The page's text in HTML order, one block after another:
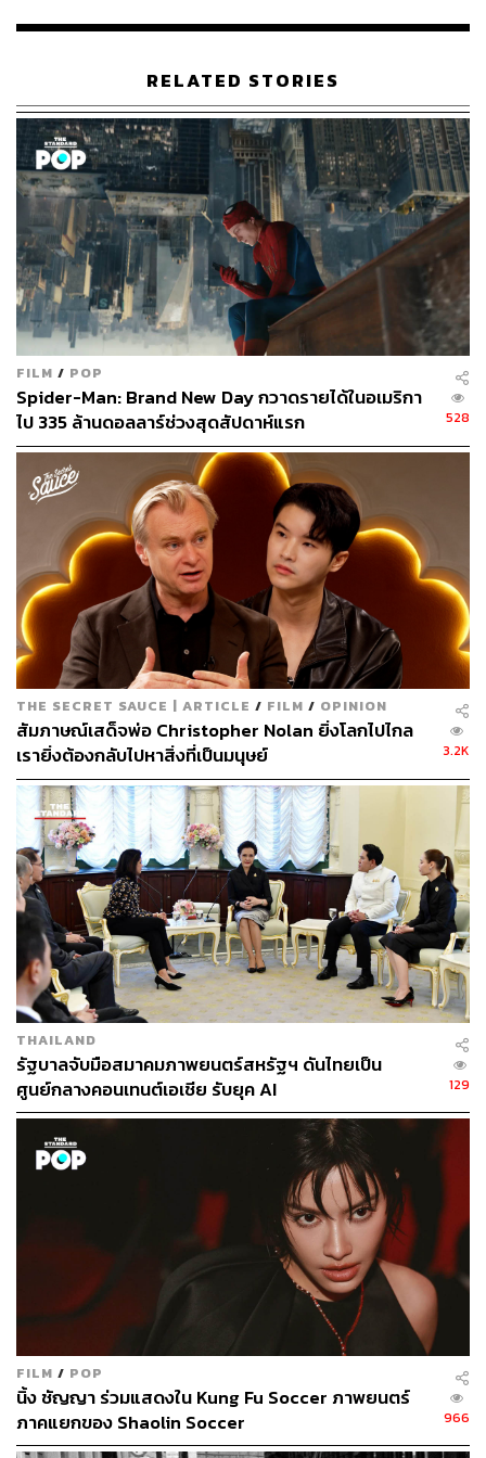
https://thestandard.co/buppesannivas-love-destiny-2/
2/
TAGS: บ๊อบบี้-นิมิตร ลักษมีพงศ์
นน-ชานน สันตินธรกุล
ภาพยนตร์
เบลล่า-ราณี แคมเปน
โป๊ป-ธนวรรธน์ วรรธนะภูติ
ไอซ์-พาริส อินทรโกมาลย์สุต
ละครโทรทัศน์
ปุ๊กกี้-ปวีณ์นุช แพ่งนคร
บุพเพสันนิวาส 2
กิ๊ก-สุวัจนี พานิชชีวะ
ABOUT THE AUTHOR
สุพัฒน์ ศิวะพรพันธ์
Content Creator ผู้หลงใหลในทุกศาสตร์และ
วัฒนธรรมของประเทศญี่ปุ่น
RELATED STORIES
FILM / POP
Spider-Man: Brand New Day กวาดรายได้ในอเมริกา
ไป 335 ล้านดอลลาร์ช่วงสุดสัปดาห์แรก
528
THE SECRET SAUCE | ARTICLE / FILM / OPINION
สัมภาษณ์เสด็จพ่อ Christopher Nolan ยิ่งโลกไปไกล
เรายิ่งต้องกลับไปหาสิ่งที่เป็นมนุษย์
3.2K
THAILAND
รัฐบาลจับมือสมาคมภาพยนตร์สหรัฐฯ ดันไทยเป็น
ศูนย์กลางคอนเทนต์เอเชีย รับยุค AI
129
FILM / POP
นิ้ง ชัญญา ร่วมแสดงใน Kung Fu Soccer ภาพยนตร์
ภาคแยกของ Shaolin Soccer
966